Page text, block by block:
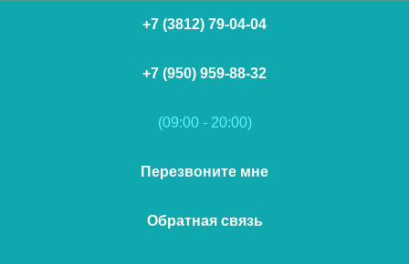
+7 (3812) 79-04-04
+7 (950) 959-88-32
(09:00 - 20:00)
Перезвоните мне
Обратная связь